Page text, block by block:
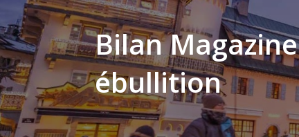
Bilan
ébullition